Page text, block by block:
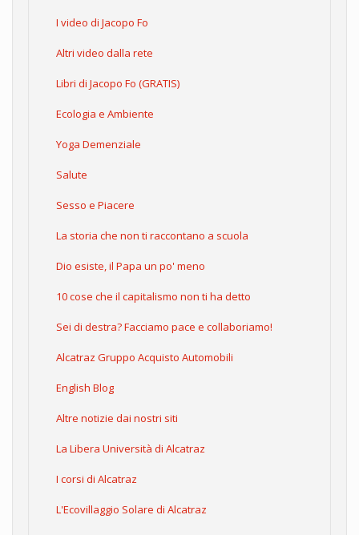
I video di Jacopo Fo
Altri video dalla rete
Libri di Jacopo Fo (GRATIS)
Ecologia e Ambiente
Yoga Demenziale
Salute
Sesso e Piacere
La storia che non ti raccontano a scuola
Dio esiste, il Papa un po' meno
10 cose che il capitalismo non ti ha detto
Sei di destra? Facciamo pace e collaboriamo!
Alcatraz Gruppo Acquisto Automobili
English Blog
Altre notizie dai nostri siti
La Libera Università di Alcatraz
I corsi di Alcatraz
L'Ecovillaggio Solare di Alcatraz